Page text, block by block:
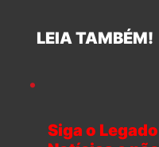
LEIA TAMBÉM!
Siga o